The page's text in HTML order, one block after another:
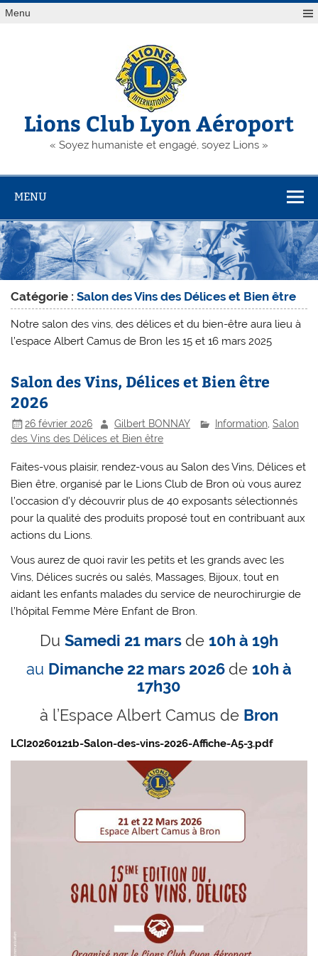
Skip
toMenu
Lions Club Lyon Aéroport
« Soyez humaniste et engagé, soyez Lions »
MENU
Catégorie :Salon des Vins des Délices et Bien être
Notre salon des vins, des délices et du bien-être aura lieu à
l’espace Albert Camus de Bron les 15 et 16 mars 2025
Salon des Vins, Délices et Bien être
2026
26 février 2026 Gilbert BONNAY Information, Salon
des Vins des Délices et Bien être
Faites-vous plaisir, rendez-vous au Salon des Vins, Délices et
Bien être, organisé par le Lions Club de Bron où vous aurez
l’occasion d’y découvrir plus de 40 exposants sélectionnés
pour la qualité des produits proposé tout en contribuant aux
actions du Lions.
Vous aurez de quoi ravir les petits et les grands avec les
Vins, Délices sucrés ou salés, Massages, Bijoux, tout en
aidant les enfants malades du service de neurochirurgie de
l’hôpital Femme Mère Enfant de Bron.
Du Samedi 21 mars de 10h à 19h
au Dimanche 22 mars 2026 de 10h à
17h30
à l’Espace Albert Camus de Bron
LCI20260121b-Salon-des-vins-2026-Affiche-A5-3.pdf